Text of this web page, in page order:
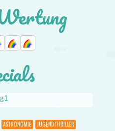
ASTRONOMIE
JUGENDTHRILLER